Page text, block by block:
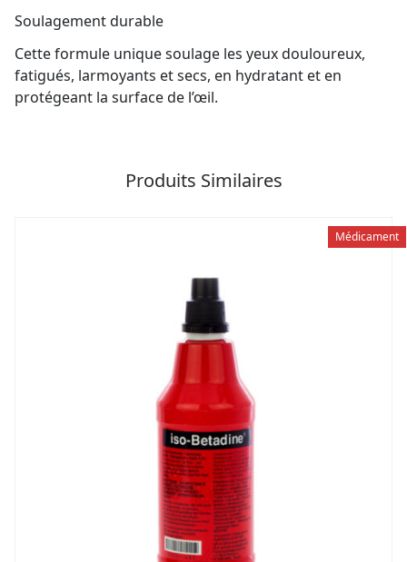
Soulagement durable
Cette formule unique soulage les yeux douloureux,
fatigués, larmoyants et secs, en hydratant et en
protégeant la surface de l’œil.
Produits Similaires
Médicament